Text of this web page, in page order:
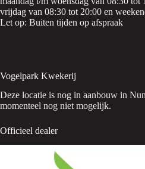
vrijdag van 08:30 tot 20:00 en
Let op: Buiten tijden op afspraak
Vogelpark Kwekerij
Deze locatie is nog in aanbouw in
momenteel nog niet mogelijk.
Officieel dealer